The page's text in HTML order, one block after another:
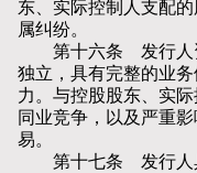
东、实际控制人支配
属纠纷。
第十六条 发行人资
独立，具有完整的业
力。与控股股东、实
同业竞争，以及严重
易。
第十七条 发行人具